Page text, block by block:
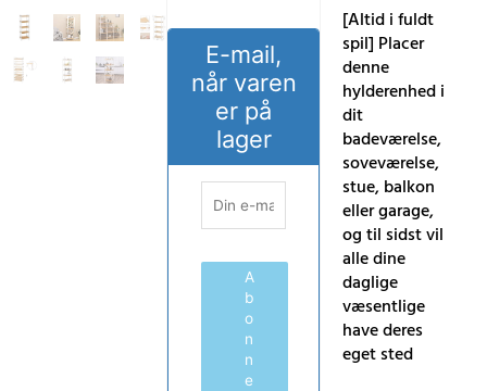
E-mail,
når varen
er på
lager
A
b
o
n
n
e
[Altid i fuldt
spil] Placer
denne
hylderenhed i
dit
badeværelse,
soveværelse,
stue, balkon
eller garage,
og til sidst vil
alle dine
daglige
væsentlige
have deres
eget sted